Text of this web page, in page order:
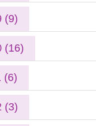
(9)
(16)
(6)
(3)